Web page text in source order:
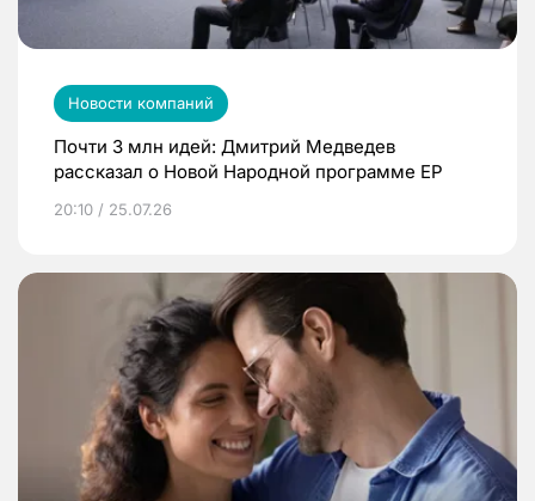
Новости компаний
Почти 3 млн идей: Дмитрий Медведев
рассказал о Новой Народной программе ЕР
20:10 / 25.07.26